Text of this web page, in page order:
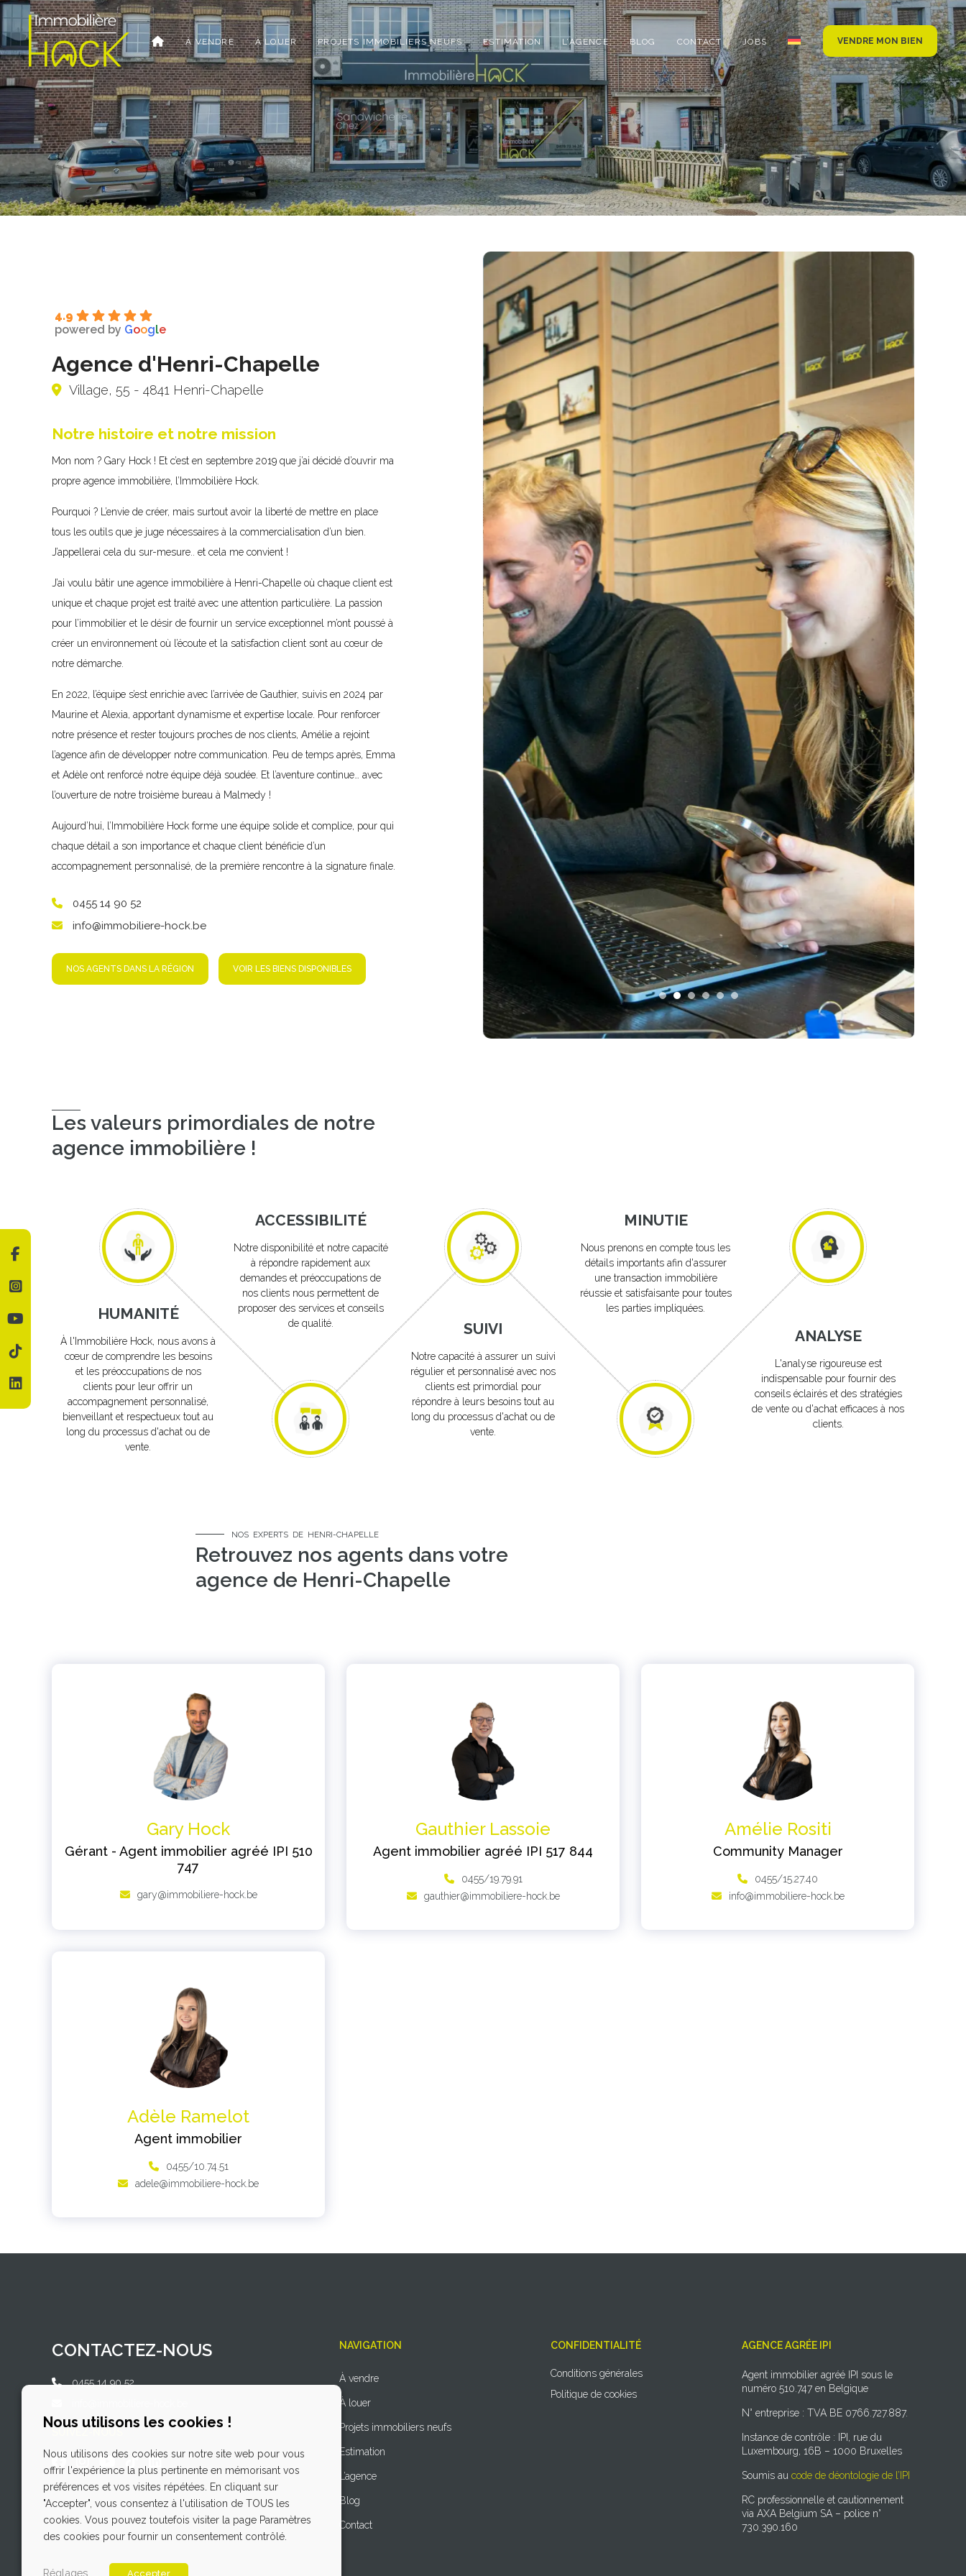
À VENDRE À LOUER PROJETS IMMOBILIERS NEUFS ESTIMATION L’AGENCE BLOG CONTACT JOBS VENDRE MON BIEN
4.9
powered by Google
Agence d'Henri-Chapelle
Village, 55 - 4841 Henri-Chapelle
Notre histoire et notre mission
Mon nom ? Gary Hock ! Et c’est en septembre 2019 que j’ai décidé d’ouvrir ma
propre agence immobilière, l’Immobilière Hock.
Pourquoi ? L’envie de créer, mais surtout avoir la liberté de mettre en place
tous les outils que je juge nécessaires à la commercialisation d’un bien.
J’appellerai cela du sur-mesure.. et cela me convient !
J’ai voulu bâtir une agence immobilière à Henri-Chapelle où chaque client est
unique et chaque projet est traité avec une attention particulière. La passion
pour l’immobilier et le désir de fournir un service exceptionnel m’ont poussé à
créer un environnement où l’écoute et la satisfaction client sont au cœur de
notre démarche.
En 2022, l’équipe s’est enrichie avec l’arrivée de Gauthier, suivis en 2024 par
Maurine et Alexia, apportant dynamisme et expertise locale. Pour renforcer
notre présence et rester toujours proches de nos clients, Amélie a rejoint
l’agence afin de développer notre communication. Peu de temps après, Emma
et Adèle ont renforcé notre équipe déjà soudée. Et l’aventure continue… avec
l’ouverture de notre troisième bureau à Malmedy !
Aujourd’hui, l’Immobilière Hock forme une équipe solide et complice, pour qui
chaque détail a son importance et chaque client bénéficie d’un
accompagnement personnalisé, de la première rencontre à la signature finale.
0455 14 90 52
info@immobiliere-hock.be
NOS AGENTS DANS LA RÉGION VOIR LES BIENS DISPONIBLES
Les valeurs primordiales de notre
agence immobilière !
HUMANITÉ
À l'Immobilière Hock, nous avons à
cœur de comprendre les besoins
et les préoccupations de nos
clients pour leur offrir un
accompagnement personnalisé,
bienveillant et respectueux tout au
long du processus d'achat ou de
vente.
ACCESSIBILITÉ
Notre disponibilité et notre capacité
à répondre rapidement aux
demandes et préoccupations de
nos clients nous permettent de
proposer des services et conseils
de qualité.
SUIVI
Notre capacité à assurer un suivi
régulier et personnalisé avec nos
clients est primordial pour
répondre à leurs besoins tout au
long du processus d'achat ou de
vente.
MINUTIE
Nous prenons en compte tous les
détails importants afin d'assurer
une transaction immobilière
réussie et satisfaisante pour toutes
les parties impliquées.
ANALYSE
L'analyse rigoureuse est
indispensable pour fournir des
conseils éclairés et des stratégies
de vente ou d'achat efficaces à nos
clients.
NOS EXPERTS DE HENRI-CHAPELLE
Retrouvez nos agents dans votre
agence de Henri-Chapelle
Gary Hock
Gérant - Agent immobilier agréé IPI 510
747
gary@immobiliere-hock.be
Gauthier Lassoie
Agent immobilier agréé IPI 517 844
0455/19.79.91
gauthier@immobiliere-hock.be
Amélie Rositi
Community Manager
0455/15.27.40
info@immobiliere-hock.be
Adèle Ramelot
Agent immobilier
0455/10.74.51
adele@immobiliere-hock.be
Nous utilisons les cookies !
Nous utilisons des cookies sur notre site web pour vous
offrir l'expérience la plus pertinente en mémorisant vos
préférences et vos visites répétées. En cliquant sur
"Accepter", vous consentez à l'utilisation de TOUS les
cookies. Vous pouvez toutefois visiter la page Paramètres
des cookies pour fournir un consentement contrôlé.
Réglages Accepter
CONTACTEZ-NOUS
0455 14 90 52
NAVIGATION
À vendre
À louer
Projets immobiliers neufs
Estimation
L’agence
Blog
Contact
CONFIDENTIALITÉ
Conditions générales
Politique de cookies
AGENCE AGRÉE IPI
Agent immobilier agréé IPI sous le
numéro 510.747 en Belgique
N° entreprise : TVA BE 0766.727.887.
Instance de contrôle : IPI, rue du
Luxembourg, 16B – 1000 Bruxelles
Soumis aucode de déontologie de l’IPI
RC professionnelle et cautionnement
via AXA Belgium SA – police n°
730.390.160